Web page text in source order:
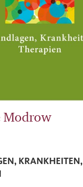
Modrow
KRANKHEITEN,